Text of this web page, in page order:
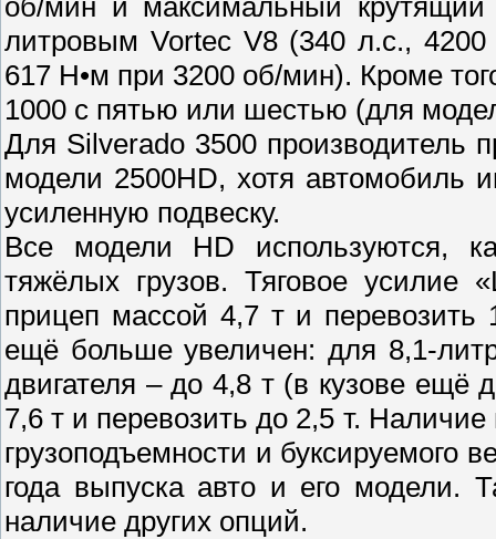
литровым Vortec V8 (340 л.с.,
617 Н•м при 3200 об/мин). Кроме
1000 с пятью или шестью (для
Для Silverado 3500 производитель
модели 2500HD, хотя автомобиль
усиленную подвеску.
Все модели HD используются,
тяжёлых грузов. Тяговое усилие
прицеп массой 4,7 т и
ещё больше увеличен: для 8,1-
двигателя – до 4,8 т (в кузове ещё
7,6 т и перевозить до 2,5 т.
грузоподъемности и буксируемого
года выпуска авто и его модели.
наличие других опций.